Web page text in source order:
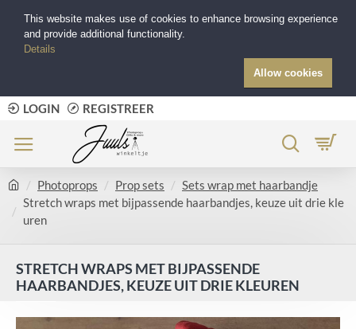
LOGIN REGISTREER
Photoprops Prop sets
Sets wrap met haarbandje
Stretch wraps met bijpassende haarbandjes, keuze uit drie kle
uren
STRETCH WRAPS MET BIJPASSENDE
HAARBANDJES, KEUZE UIT DRIE KLEUREN
This website makes use of cookies to enhance browsing experience
and provide additional functionality.
Details
Allow cookies